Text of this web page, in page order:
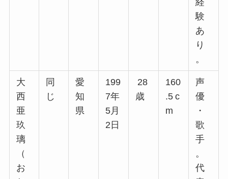
経
験
あ
り
。
大
西
亜
玖
璃
（
お
同
じ
愛
知
県
199
7年
5月
2日
28
歳
160
.5 c
m
声
優
・
歌
手
。
代